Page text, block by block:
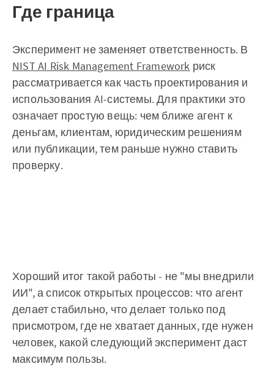
Где граница
Эксперимент не заменяет ответственность. В
NIST AI Risk Management Framework риск
рассматривается как часть проектирования и
использования AI-системы. Для практики это
означает простую вещь: чем ближе агент к
деньгам, клиентам, юридическим решениям
или публикации, тем раньше нужно ставить
проверку.
Хороший итог такой работы - не "мы внедрили
ИИ", а список открытых процессов: что агент
делает стабильно, что делает только под
присмотром, где не хватает данных, где нужен
человек, какой следующий эксперимент даст
максимум пользы.